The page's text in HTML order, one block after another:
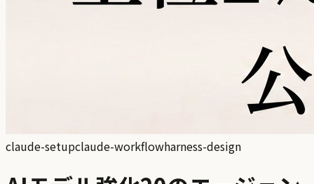
claude-setupclaude-workflowharness-design